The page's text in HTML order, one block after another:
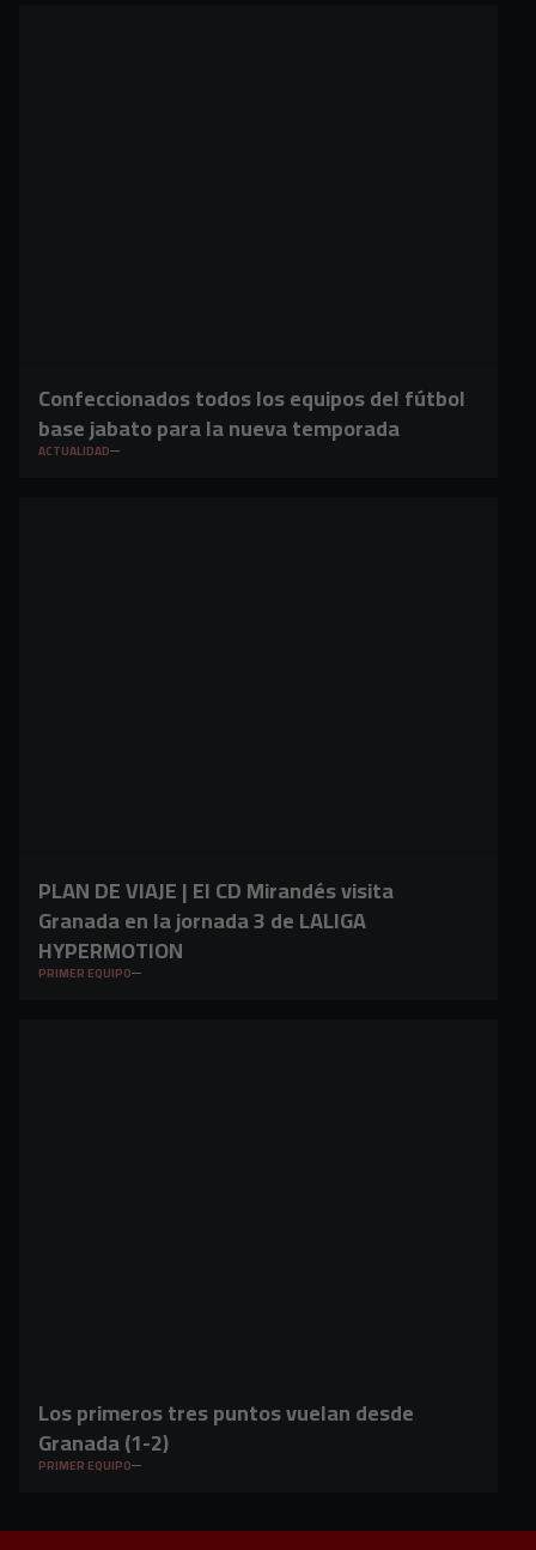
Confeccionados todos los equipos del fútbol
base jabato para la nueva temporada
ACTUALIDAD
PLAN DE VIAJE | El CD Mirandés visita
Granada en la jornada 3 de LALIGA
HYPERMOTION
PRIMER EQUIPO
Los primeros tres puntos vuelan desde
Granada (1-2)
PRIMER EQUIPO